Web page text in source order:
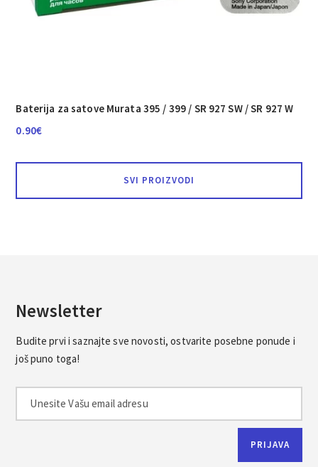
Baterija za satove Murata 395 / 399 / SR 927 SW / SR 927 W
0.90€
SVI PROIZVODI
Newsletter
Budite prvi i saznajte sve novosti, ostvarite posebne ponude i
još puno toga!